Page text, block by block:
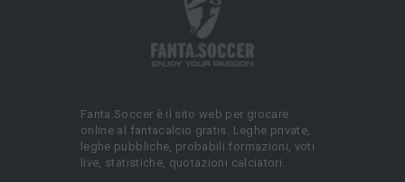
Fanta.Soccer è il sito web per giocare
online al fantacalcio gratis. Leghe private,
leghe pubbliche, probabili formazioni, voti
live, statistiche, quotazioni calciatori.